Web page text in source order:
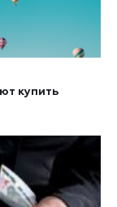
купить